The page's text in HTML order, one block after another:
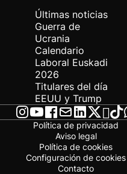
Últimas noticias
Guerra de
Ucrania
Calendario
Laboral Euskadi
2026
Titulares del día
EEUU y Trump
Política de privacidad
Aviso legal
Política de cookies
Configuración de cookies
Contacto